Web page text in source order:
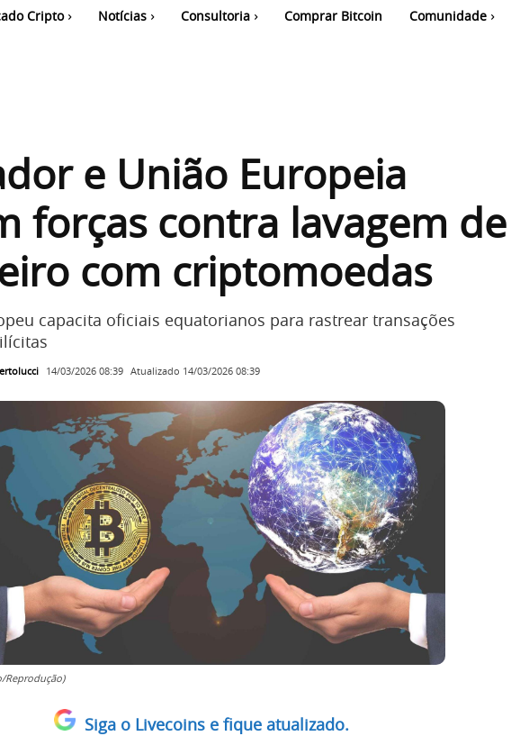
Cripto Notícias Consultoria Comprar Bitcoin Comunidade
e União Europeia
forças contra lavagem de
com criptomoedas
capacita oficiais equatorianos para rastrear transações
14/03/2026 08:39 Atualizado 14/03/2026 08:39
Reprodução)
Siga o Livecoins e fique atualizado.